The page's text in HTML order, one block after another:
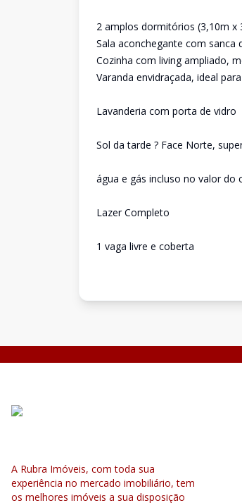
2 amplos dormitórios (3,10m x
Sala aconchegante com sanca
Cozinha com living ampliado,
Varanda envidraçada, ideal
Lavanderia com porta de vidro
Sol da tarde ? Face Norte,
água e gás incluso no valor do
Lazer Completo
1 vaga livre e coberta
A Rubra Imóveis, com toda sua
experiência no mercado imobiliário, tem
os melhores imóveis a sua disposição